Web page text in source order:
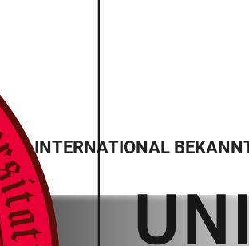
INTERNATIONAL